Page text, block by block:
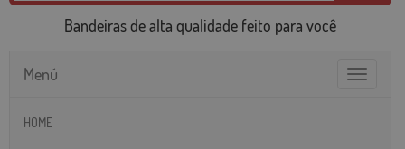
Bandeiras de alta qualidade feito para você
Toggle
Menú
HOME